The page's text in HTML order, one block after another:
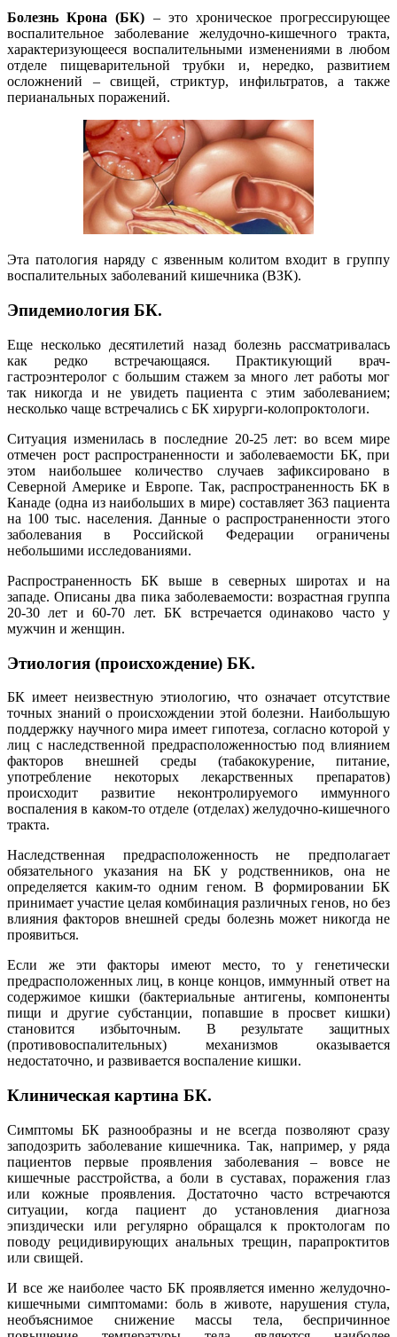
Болезнь Крона (БК) – это хроническое прогрессирующее
воспалительное заболевание желудочно-кишечного тракта,
характеризующееся воспалительными изменениями в любом
отделе пищеварительной трубки и, нередко, развитием
осложнений – свищей, стриктур, инфильтратов, а также
перианальных поражений.
Эта патология наряду с язвенным колитом входит в группу
воспалительных заболеваний кишечника (ВЗК).
Эпидемиология БК.
Еще несколько десятилетий назад болезнь рассматривалась
как редко встречающаяся. Практикующий врач-
гастроэнтеролог с большим стажем за много лет работы мог
так никогда и не увидеть пациента с этим заболеванием;
несколько чаще встречались с БК хирурги-колопроктологи.
Ситуация изменилась в последние 20-25 лет: во всем мире
отмечен рост распространенности и заболеваемости БК, при
этом наибольшее количество случаев зафиксировано в
Северной Америке и Европе. Так, распространенность БК в
Канаде (одна из наибольших в мире) составляет 363 пациента
на 100 тыс. населения. Данные о распространенности этого
заболевания в Российской Федерации ограничены
небольшими исследованиями.
Распространенность БК выше в северных широтах и на
западе. Описаны два пика заболеваемости: возрастная группа
20-30 лет и 60-70 лет. БК встречается одинаково часто у
мужчин и женщин.
Этиология (происхождение) БК.
БК имеет неизвестную этиологию, что означает отсутствие
точных знаний о происхождении этой болезни. Наибольшую
поддержку научного мира имеет гипотеза, согласно которой у
лиц с наследственной предрасположенностью под влиянием
факторов внешней среды (табакокурение, питание,
употребление некоторых лекарственных препаратов)
происходит развитие неконтролируемого иммунного
воспаления в каком-то отделе (отделах) желудочно-кишечного
тракта.
Наследственная предрасположенность не предполагает
обязательного указания на БК у родственников, она не
определяется каким-то одним геном. В формировании БК
принимает участие целая комбинация различных генов, но без
влияния факторов внешней среды болезнь может никогда не
проявиться.
Если же эти факторы имеют место, то у генетически
предрасположенных лиц, в конце концов, иммунный ответ на
содержимое кишки (бактериальные антигены, компоненты
пищи и другие субстанции, попавшие в просвет кишки)
становится избыточным. В результате защитных
(противовоспалительных) механизмов оказывается
недостаточно, и развивается воспаление кишки.
Клиническая картина БК.
Симптомы БК разнообразны и не всегда позволяют сразу
заподозрить заболевание кишечника. Так, например, у ряда
пациентов первые проявления заболевания – вовсе не
кишечные расстройства, а боли в суставах, поражения глаз
или кожные проявления. Достаточно часто встречаются
ситуации, когда пациент до установления диагноза
эпиздически или регулярно обращался к проктологам по
поводу рецидивирующих анальных трещин, парапроктитов
или свищей.
И все же наиболее часто БК проявляется именно желудочно-
кишечными симптомами: боль в животе, нарушения стула,
необъяснимое снижение массы тела, беспричинное